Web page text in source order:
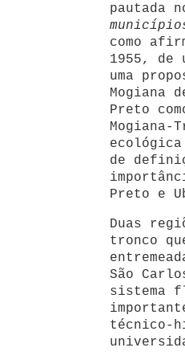
pautada
como
1955, de
uma
Mogiana
Preto
de
Preto e
Duas
tronco
São
sistema
técnico-